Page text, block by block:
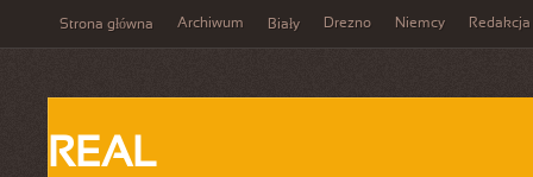
Strona główna Archiwum Biały Drezno Niemcy Redakcja
REAL